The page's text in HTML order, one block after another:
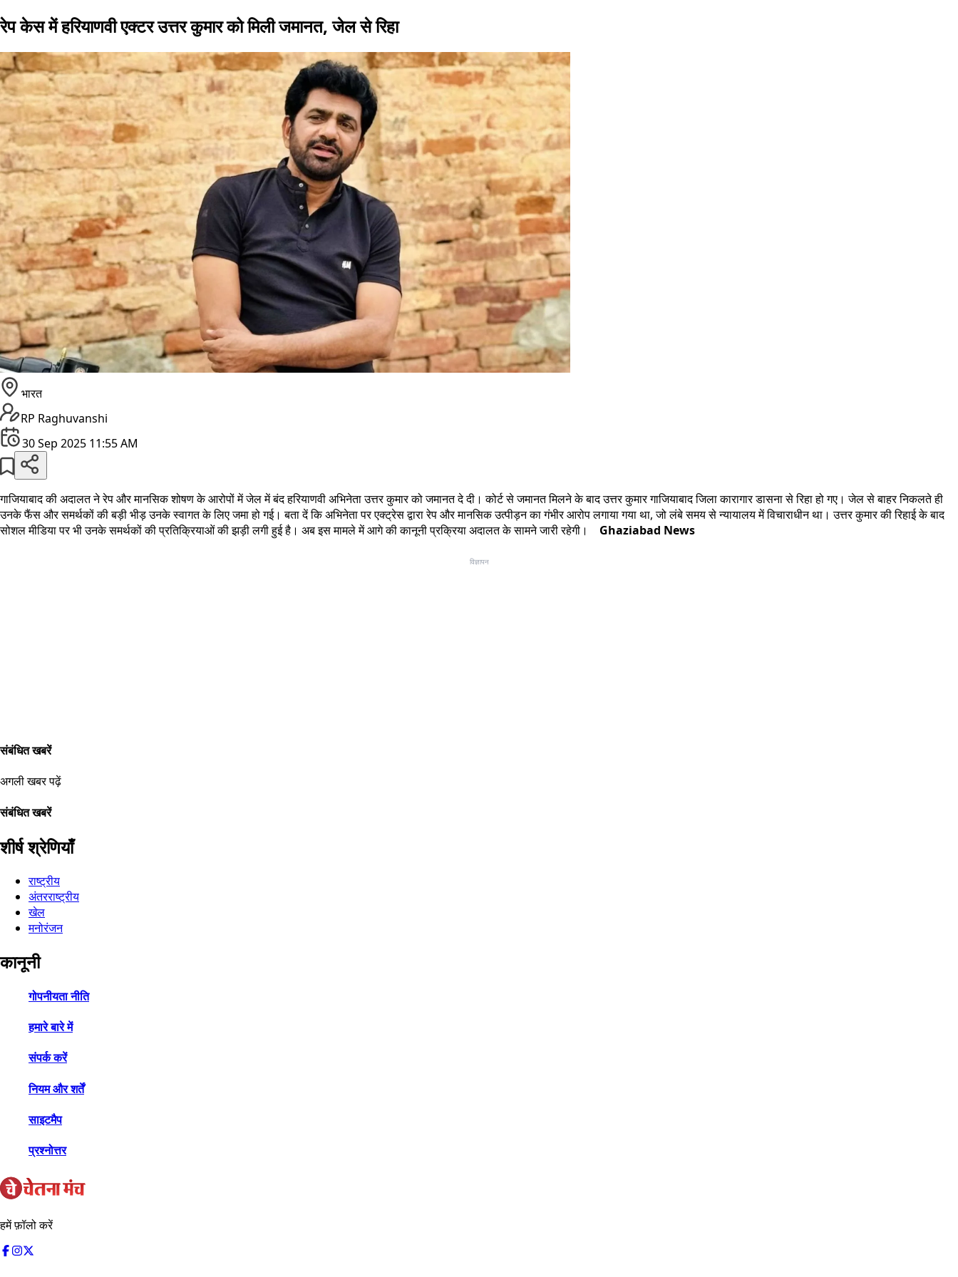
रेप केस में हरियाणवी एक्टर उत्तर कुमार को मिली जमानत, जेल से रिहा
भारत
RP Raghuvanshi
30 Sep 2025 11:55 AM
गाजियाबाद की अदालत ने रेप और मानसिक शोषण के आरोपों में जेल में बंद हरियाणवी अभिनेता उत्तर कुमार को जमानत दे दी। कोर्ट से जमानत मिलने के बाद उत्तर कुमार गाजियाबाद जिला कारागार डासना से रिहा हो गए। जेल से बाहर निकलते ही
उनके फैंस और समर्थकों की बड़ी भीड़ उनके स्वागत के लिए जमा हो गई। बता दें कि अभिनेता पर एक्ट्रेस द्वारा रेप और मानसिक उत्पीड़न का गंभीर आरोप लगाया गया था, जो लंबे समय से न्यायालय में विचाराधीन था। उत्तर कुमार की रिहाई के बाद
सोशल मीडिया पर भी उनके समर्थकों की प्रतिक्रियाओं की झड़ी लगी हुई है। अब इस मामले में आगे की कानूनी प्रक्रिया अदालत के सामने जारी रहेगी। Ghaziabad News
विज्ञापन
संबंधित खबरें
अगली खबर पढ़ें
संबंधित खबरें
शीर्ष श्रेणियाँ
राष्ट्रीय
अंतरराष्ट्रीय
खेल
मनोरंजन
कानूनी
गोपनीयता नीति
हमारे बारे में
संपर्क करें
नियम और शर्तें
साइटमैप
प्रश्नोत्तर
हमें फ़ॉलो करें